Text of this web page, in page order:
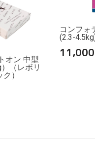
オン 中型
（レボリ
）
コンフォ
(2.3-
11,000